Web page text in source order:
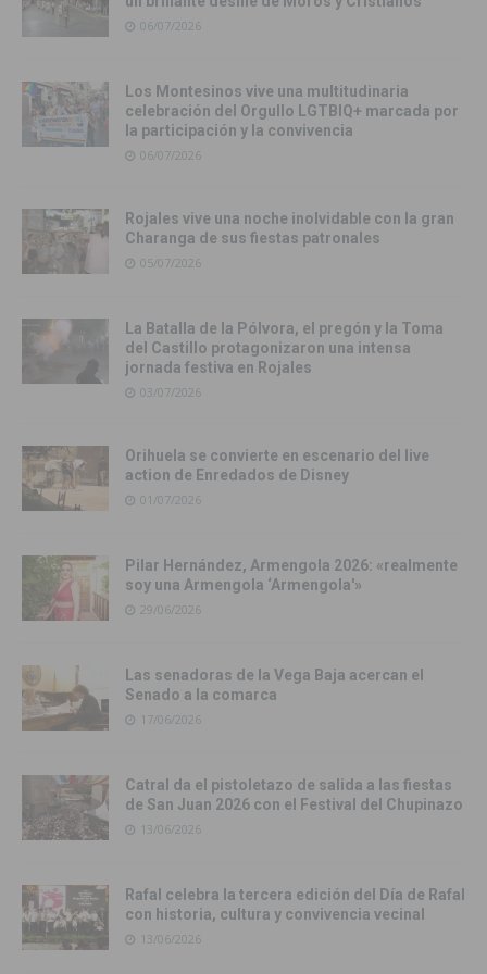
06/07/2026
Los Montesinos vive una multitudinaria
celebración del Orgullo LGTBIQ+ marcada por
la participación y la convivencia
06/07/2026
Rojales vive una noche inolvidable con la gran
Charanga de sus fiestas patronales
05/07/2026
La Batalla de la Pólvora, el pregón y la Toma
del Castillo protagonizaron una intensa
jornada festiva en Rojales
03/07/2026
Orihuela se convierte en escenario del live
action de Enredados de Disney
01/07/2026
Pilar Hernández, Armengola 2026: «realmente
soy una Armengola ‘Armengola'»
29/06/2026
Las senadoras de la Vega Baja acercan el
Senado a la comarca
17/06/2026
Catral da el pistoletazo de salida a las fiestas
de San Juan 2026 con el Festival del Chupinazo
13/06/2026
Rafal celebra la tercera edición del Día de Rafal
con historia, cultura y convivencia vecinal
13/06/2026